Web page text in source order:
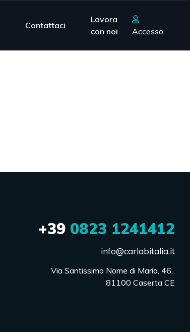
Contattaci
Lavora
con noi
Accesso
+390823 1241412
info@carlabitalia.it
Via Santissimo Nome di Maria, 46,
81100 Caserta CE